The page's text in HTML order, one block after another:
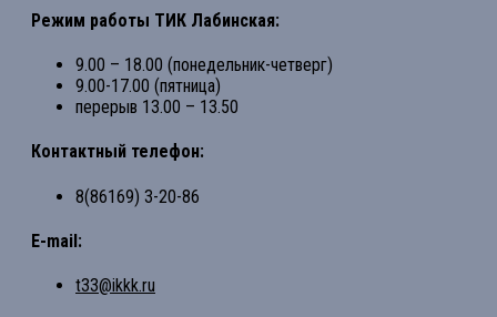
Режим работы ТИК Лабинская:
9.00 – 18.00 (понедельник-четверг)
9.00-17.00 (пятница)
перерыв 13.00 – 13.50
Контактный телефон:
8(86169) 3-20-86
E-mail:
t33@ikkk.ru